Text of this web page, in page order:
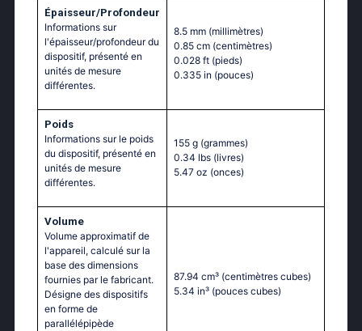
Épaisseur/Profondeur
Informations sur
l'épaisseur/profondeur du
dispositif, présenté en
unités de mesure
différentes.
8.5 mm (millimètres)
0.85 cm (centimètres)
0.028 ft (pieds)
0.335 in (pouces)
Poids
Informations sur le poids
du dispositif, présenté en
unités de mesure
différentes.
155 g (grammes)
0.34 lbs (livres)
5.47 oz (onces)
Volume
Volume approximatif de
l'appareil, calculé sur la
base des dimensions
fournies par le fabricant.
Désigne des dispositifs
en forme de
parallélépipède
87.94 cm³ (centimètres cubes)
5.34 in³ (pouces cubes)